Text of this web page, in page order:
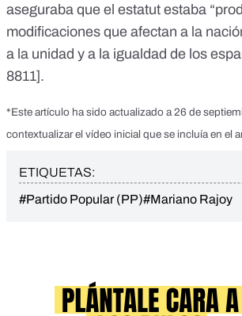
aseguraba que el estatut estaba
modificaciones que afectan a la
a la unidad y a la igualdad de los
8811].
*Este artículo ha sido actualizado a 26 de
contextualizar el vídeo inicial que se incluía en el
ETIQUETAS:
#Partido Popular (PP)#Mariano Rajoy